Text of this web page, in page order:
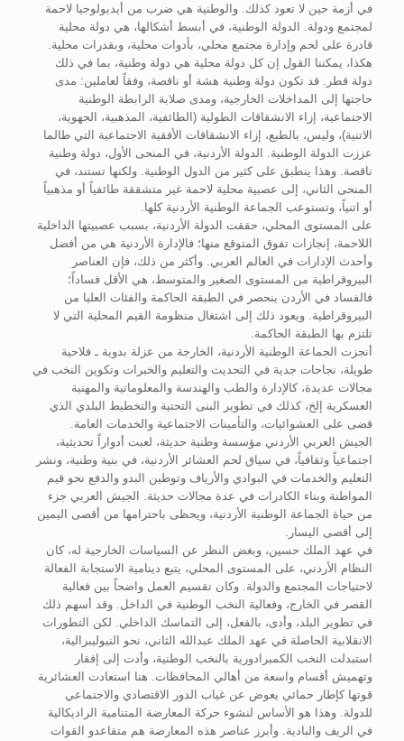
في أزمة حين لا تعود كذلك. والوطنية هي ضرب من أيديولوجيا لاحمة
لمجتمع ودولة. الدولة الوطنية، في أبسط أشكالها، هي دولة محلية
قادرة على لحم وإدارة مجتمع محلي، بأدوات محلية، وبقدرات محلية.
هكذا، يمكننا القول إن كل دولة محلية هي دولة وطنية، بما في ذلك
دولة قطر. قد تكون دولة وطنية هشة أو ناقصة، وفقاً لعاملين: مدى
حاجتها إلى المداخلات الخارجية، ومدى صلابة الرابطة الوطنية
الاجتماعية، إزاء الانشقاقات الطولية (الطائفية، المذهبية، الجهوية،
الاتنية)، وليس، بالطبع، إزاء الانشقاقات الأفقية الاجتماعية التي طالما
عززت الدولة الوطنية. الدولة الأردنية، في المنحى الأول، دولة وطنية
ناقصة. وهذا ينطبق على كثير من الدول الوطنية. ولكنها تستند، في
المنحى الثاني، إلى عصبية محلية لاحمة غير متشققة طائفياً أو مذهبياً
أو اتنياً، وتستوعب الجماعة الوطنية الأردنية كلها.
على المستوى المحلي، حققت الدولة الأردنية، بسبب عصبيتها الداخلية
اللاحمة، إنجازات تفوق المتوقع منها؛ فالإدارة الأردنية هي من أفضل
وأحدث الإدارات في العالم العربي. وأكثر من ذلك، فإن العناصر
البيروقراطية من المستوى الصغير والمتوسط، هي الأقل فساداً؛
فالفساد في الأردن ينحصر في الطبقة الحاكمة والفئات العليا من
البيروقراطية. ويعود ذلك إلى اشتغال منظومة القيم المحلية التي لا
تلتزم بها الطبقة الحاكمة.
أنجزت الجماعة الوطنية الأردنية، الخارجة من عزلة بدوية ـ فلاحية
طويلة، نجاحات جدية في التحديث والتعليم والخبرات وتكوين النخب في
مجالات عديدة، كالإدارة والطب والهندسة والمعلوماتية والمهنية
العسكرية إلخ، كذلك في تطوير البنى التحتية والتخطيط البلدي الذي
قضى على العشوائيات، والتأمينات الاجتماعية والخدمات العامة.
الجيش العربي الأردني مؤسسة وطنية حديثة، لعبت أدواراً تحديثية،
اجتماعياً وثقافياً، في سياق لحم العشائر الأردنية، في بنية وطنية، ونشر
التعليم والخدمات في البوادي والأرياف وتوطين البدو والدفع نحو قيم
المواطنة وبناء الكادرات في عدة مجالات حديثة. الجيش العربي جزء
من حياة الجماعة الوطنية الأردنية، ويحظى باحترامها من أقصى اليمين
إلى أقصى اليسار.
في عهد الملك حسين، وبغض النظر عن السياسات الخارجية له، كان
النظام الأردني، على المستوى المحلي، يتبع دينامية الاستجابة الفعالة
لاحتياجات المجتمع والدولة. وكان تقسيم العمل واضحاً بين فعالية
القصر في الخارج، وفعالية النخب الوطنية في الداخل. وقد أسهم ذلك
في تطوير البلد، وأدى، بالفعل، إلى التماسك الداخلي. لكن التطورات
الانقلابية الحاصلة في عهد الملك عبدالله الثاني، نحو النيوليبرالية،
استبدلت النخب الكمبرادورية بالنخب الوطنية، وأدت إلى إفقار
وتهميش أقسام واسعة من أهالي المحافظات. هنا استعادت العشائرية
قوتها كإطار حمائي يعوض عن غياب الدور الاقتصادي والاجتماعي
للدولة. وهذا هو الأساس لنشوء حركة المعارضة المتنامية الراديكالية
في الريف والبادية. وأبرز عناصر هذه المعارضة هم متقاعدو القوات